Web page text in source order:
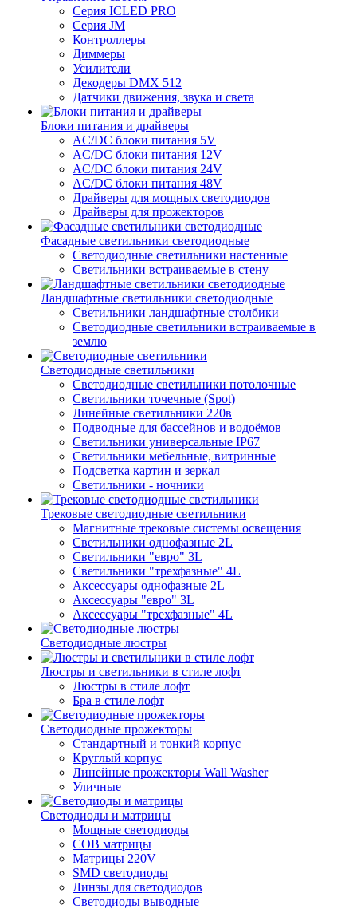
Серия ICLED PRO
Серия JM
Контроллеры
Диммеры
Усилители
Декодеры DMX 512
Датчики движения, звука и света
Блоки питания и драйверы
AC/DC блоки питания 5V
AC/DC блоки питания 12V
AC/DC блоки питания 24V
AC/DC блоки питания 48V
Драйверы для мощных светодиодов
Драйверы для прожекторов
Фасадные светильники светодиодные
Светодиодные светильники настенные
Светильники встраиваемые в стену
Ландшафтные светильники светодиодные
Светильники ландшафтные столбики
Светодиодные светильники встраиваемые в
землю
Светодиодные светильники
Светодиодные светильники потолочные
Светильники точечные (Spot)
Линейные светильники 220в
Подводные для бассейнов и водоёмов
Светильники универсальные IP67
Светильники мебельные, витринные
Подсветка картин и зеркал
Светильники - ночники
Трековые светодиодные светильники
Магнитные трековые системы освещения
Светильники однофазные 2L
Светильники "евро" 3L
Светильники "трехфазные" 4L
Аксессуары однофазные 2L
Аксессуары "евро" 3L
Аксессуары "трехфазные" 4L
Светодиодные люстры
Люстры и светильники в стиле лофт
Люстры в стиле лофт
Бра в стиле лофт
Светодиодные прожекторы
Стандартный и тонкий корпус
Круглый корпус
Линейные прожекторы Wall Washer
Уличные
Светодиоды и матрицы
Мощные светодиоды
COB матрицы
Матрицы 220V
SMD светодиоды
Линзы для светодиодов
Светодиоды выводные